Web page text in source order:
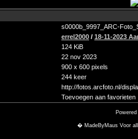
s0000b_9997_ARC-
errel2000 / 18-11-2023
124 KiB
22 nov 2023
900 x 600 pixels
244 keer
http://fotos.arcfoto.nl/
Toevoegen aan favorieten
� MadeByMaus Voor